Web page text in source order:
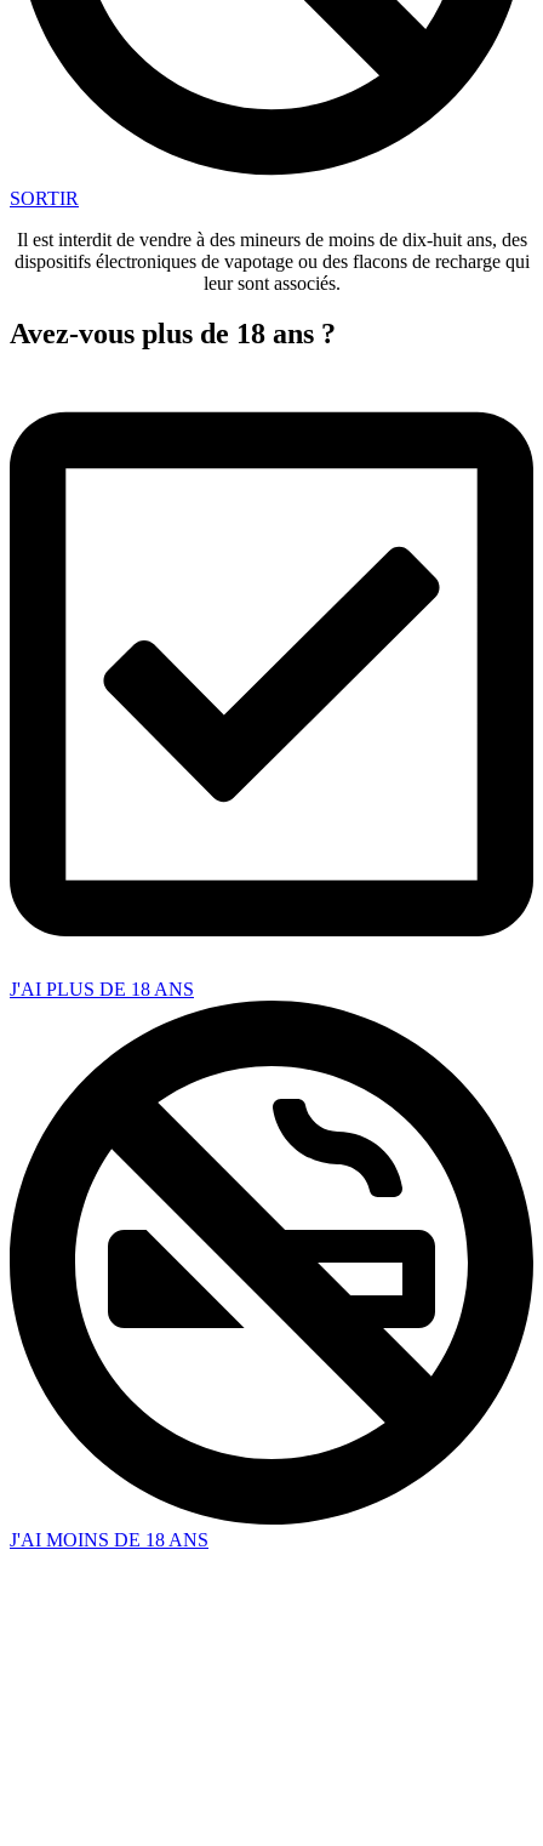
SORTIR
Il est interdit de vendre à des mineurs de moins de dix-huit ans, des
dispositifs électroniques de vapotage ou des flacons de recharge qui
leur sont associés.
Avez-vous plus de 18 ans ?
J'AI PLUS DE 18 ANS
J'AI MOINS DE 18 ANS